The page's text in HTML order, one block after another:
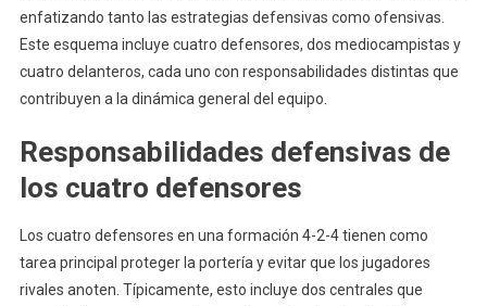
enfatizando tanto las estrategias defensivas como ofensivas.
Este esquema incluye cuatro defensores, dos mediocampistas y
cuatro delanteros, cada uno con responsabilidades distintas que
contribuyen a la dinámica general del equipo.
Responsabilidades defensivas de
los cuatro defensores
Los cuatro defensores en una formación 4-2-4 tienen como
tarea principal proteger la portería y evitar que los jugadores
rivales anoten. Típicamente, esto incluye dos centrales que